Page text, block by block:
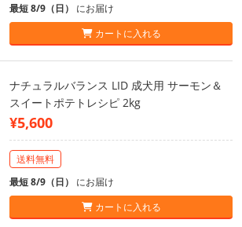
最短 8/9（日） にお届け
カートに入れる
ナチュラルバランス LID 成犬用 サーモン＆
スイートポテトレシピ 2kg
¥5,600
送料無料
最短 8/9（日） にお届け
カートに入れる